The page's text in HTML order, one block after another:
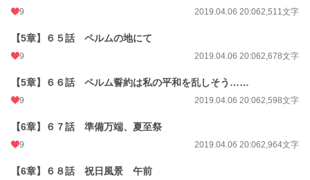
9 2019.04.06 20:062,511文字
【5章】６５話 ペルムの地にて
9 2019.04.06 20:062,678文字
【5章】６６話 ペルム誓約は私の平和を乱しそう……
9 2019.04.06 20:062,598文字
【6章】６７話 準備万端、夏至祭
9 2019.04.06 20:062,964文字
【6章】６８話 祝日風景 午前